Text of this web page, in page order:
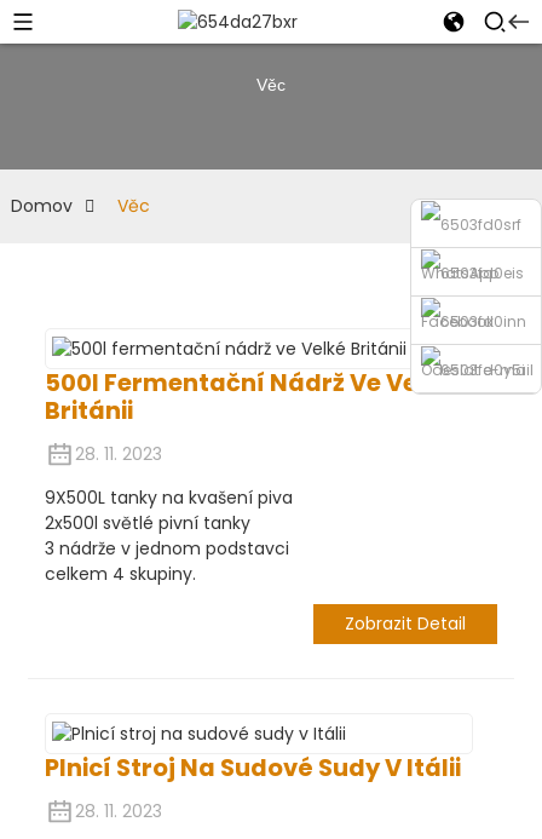
WhatsApp
Facebook
Odeslat e-mail
Věc
Domov Věc
500l Fermentační Nádrž Ve Velké
Británii
28. 11. 2023
9X500L tanky na kvašení piva
2x500l světlé pivní tanky
3 nádrže v jednom podstavci
celkem 4 skupiny.
Zobrazit Detail
Plnicí Stroj Na Sudové Sudy V Itálii
28. 11. 2023